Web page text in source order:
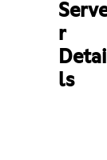
r
Detai
ls